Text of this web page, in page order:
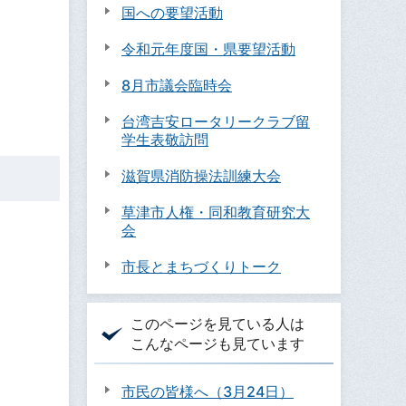
国への要望活動
令和元年度国・県要望活動
8月市議会臨時会
台湾吉安ロータリークラブ留
学生表敬訪問
滋賀県消防操法訓練大会
草津市人権・同和教育研究大
会
市長とまちづくりトーク
このページを見ている人は
こんなページも見ています
市民の皆様へ（3月24日）